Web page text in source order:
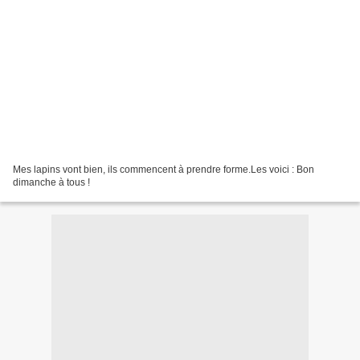
Mes lapins vont bien, ils commencent à prendre forme.Les voici : Bon
dimanche à tous !